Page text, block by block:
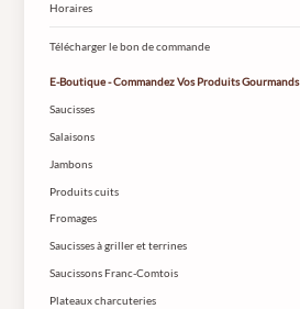
Horaires
Télécharger le bon de commande
E-Boutique - Commandez Vos Produits Gourmands
Saucisses
Salaisons
Jambons
Produits cuits
Fromages
Saucisses à griller et terrines
Saucissons Franc-Comtois
Plateaux charcuteries